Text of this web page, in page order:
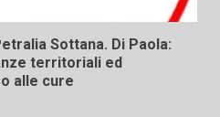
Sottana. Di Paola:
territoriali ed
alle cure